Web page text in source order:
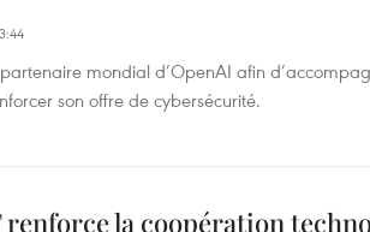
partenaire mondial d’OpenAI afin
son offre de cybersécurité.
renforce la coopération